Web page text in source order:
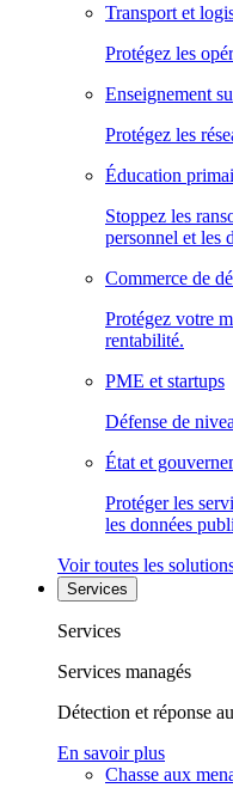
Transport et
Protégez les
Enseignement
Protégez les
Éducation
Stoppez les
personnel et les
Commerce de
Protégez votre
rentabilité.
PME et startups
Défense de
État et
Protéger les
les données
Voir toutes les
Services
Services
Services managés
Détection et réponse
En savoir plus
Chasse aux